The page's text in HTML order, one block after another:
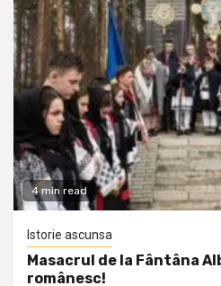
4 min read
Istorie ascunsa
Masacrul de la Fântâna
românesc!